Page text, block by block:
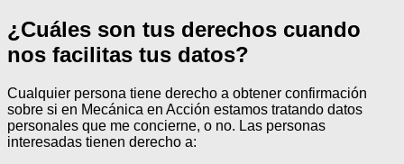
¿Cuáles son tus derechos cuando
nos facilitas tus datos?
Cualquier persona tiene derecho a obtener confirmación
sobre si en Mecánica en Acción estamos tratando datos
personales que me concierne, o no. Las personas
interesadas tienen derecho a: